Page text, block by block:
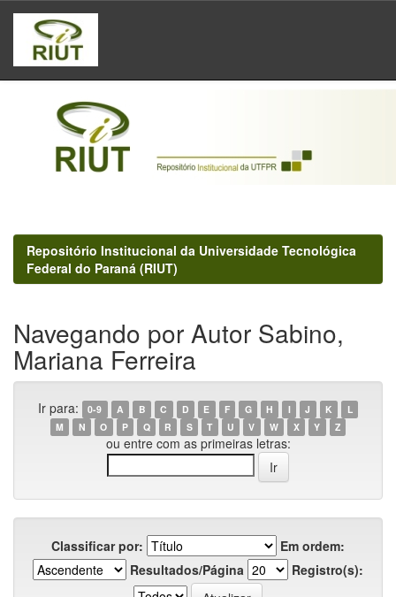
Skip
navigation
Repositório Institucional da Universidade Tecnológica
Federal do Paraná (RIUT)
Navegando por Autor Sabino,
Mariana Ferreira
Ir para: 0-9 A B C D E F G H I J K
L
M
N O P Q R S T U V W X Y Z
ou entre com as primeiras letras:
Classificar por:
Em ordem:
Resultados/Página
Registro(s):